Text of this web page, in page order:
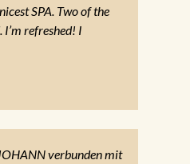
SPA. Two of the
I’m refreshed! I
verbunden mit